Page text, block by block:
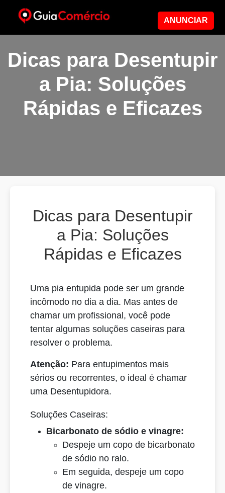
ANUNCIAR
Dicas para Desentupir
a Pia: Soluções
Rápidas e Eficazes
Dicas para Desentupir
a Pia: Soluções
Rápidas e Eficazes
Uma pia entupida pode ser um grande
incômodo no dia a dia. Mas antes de
chamar um profissional, você pode
tentar algumas soluções caseiras para
resolver o problema.
Atenção: Para entupimentos mais
sérios ou recorrentes, o ideal é chamar
uma Desentupidora.
Soluções Caseiras:
Bicarbonato de sódio e vinagre:
Despeje um copo de bicarbonato
de sódio no ralo.
Em seguida, despeje um copo
de vinagre.